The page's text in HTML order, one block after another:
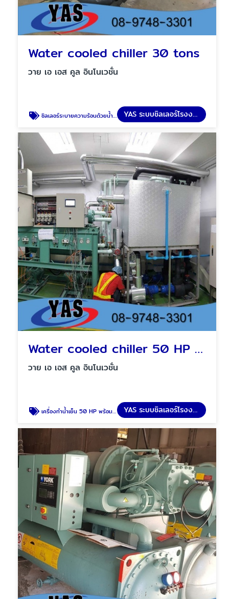
Water cooled chiller 30 tons
วาย เอ เอส คูล อินโนเวชั่น
ชิลเลอร์ระบายความร้อนด้วยน้ำ 30 ตัน YAS ระบบชิลเลอร์โรงงาน
Water cooled chiller 50 HP with water tank
วาย เอ เอส คูล อินโนเวชั่น
เครื่องทำน้ำเย็น 50 HP พร้อมแท้งค์น้ำ YAS ระบบชิลเลอร์โรงงาน